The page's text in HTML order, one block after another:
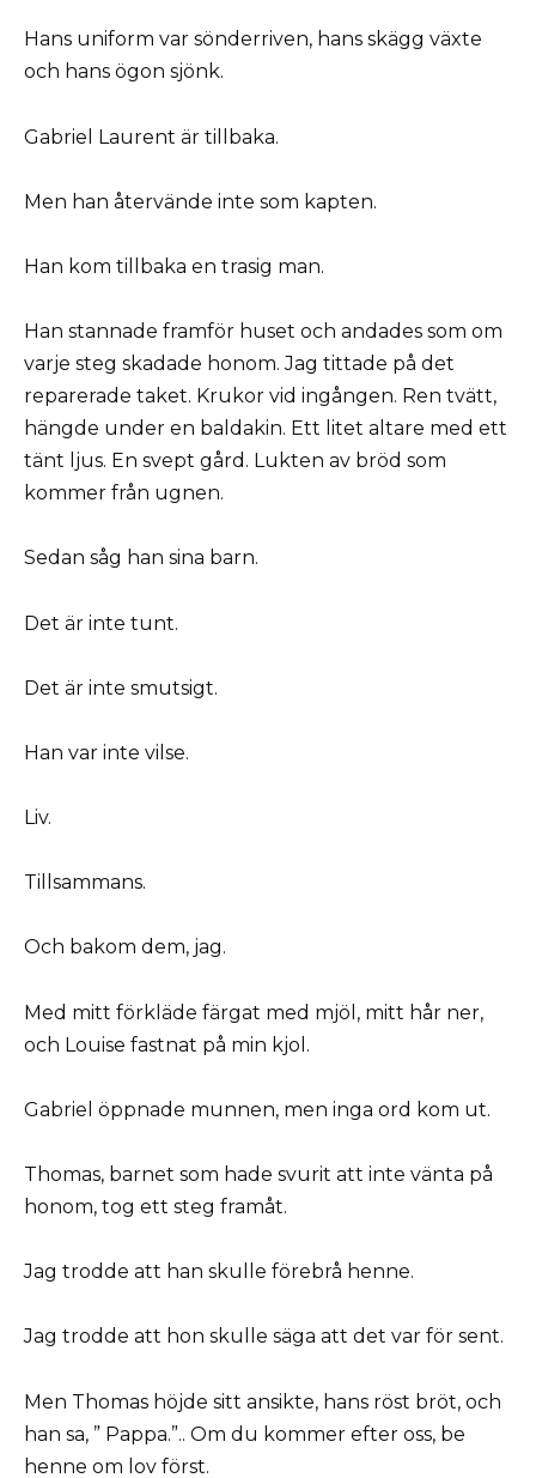
Hans uniform var sönderriven, hans skägg växte
och hans ögon sjönk.
Gabriel Laurent är tillbaka.
Men han återvände inte som kapten.
Han kom tillbaka en trasig man.
Han stannade framför huset och andades som om
varje steg skadade honom. Jag tittade på det
reparerade taket. Krukor vid ingången. Ren tvätt,
hängde under en baldakin. Ett litet altare med ett
tänt ljus. En svept gård. Lukten av bröd som
kommer från ugnen.
Sedan såg han sina barn.
Det är inte tunt.
Det är inte smutsigt.
Han var inte vilse.
Liv.
Tillsammans.
Och bakom dem, jag.
Med mitt förkläde färgat med mjöl, mitt hår ner,
och Louise fastnat på min kjol.
Gabriel öppnade munnen, men inga ord kom ut.
Thomas, barnet som hade svurit att inte vänta på
honom, tog ett steg framåt.
Jag trodde att han skulle förebrå henne.
Jag trodde att hon skulle säga att det var för sent.
Men Thomas höjde sitt ansikte, hans röst bröt, och
han sa, ” Pappa.”.. Om du kommer efter oss, be
henne om lov först.